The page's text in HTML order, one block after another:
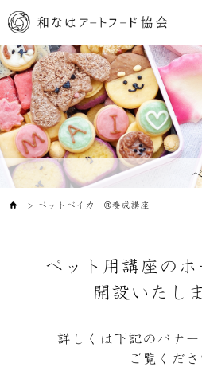
＞ ペットベイカー®️養成講座
ペット用講座のホ
開設いたし
詳しくは下記のバナ
ご覧くださ